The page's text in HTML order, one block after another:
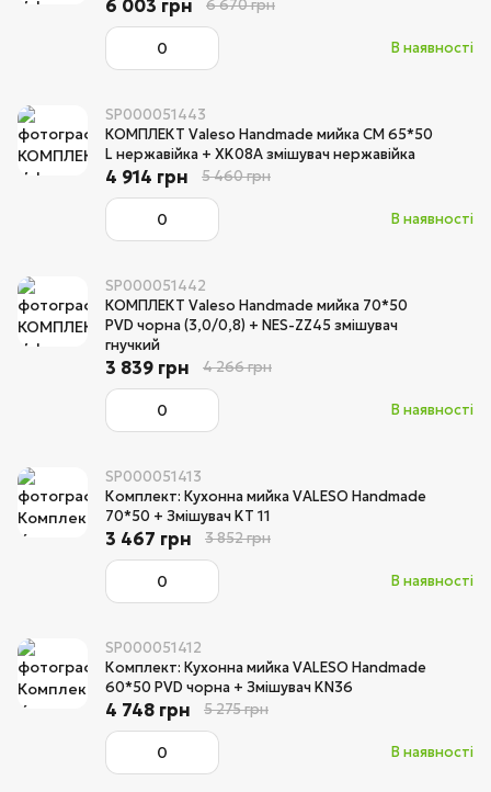
В наявності
6 003 грн 6 670 грн
SP000051443
КОМПЛЕКТ Valeso Handmade мийка CM 65*50
L нержавійка + XK08A змішувач нержавійка
В наявності
4 914 грн 5 460 грн
SP000051442
КОМПЛЕКТ Valeso Handmade мийка 70*50
PVD чорна (3,0/0,8) + NES-ZZ45 змішувач
гнучкий
В наявності
3 839 грн 4 266 грн
SP000051413
Комплект: Кухонна мийка VALESO Handmade
70*50 + Змішувач KT 11
В наявності
3 467 грн 3 852 грн
SP000051412
Комплект: Кухонна мийка VALESO Handmade
60*50 PVD чорна + Змішувач KN36
В наявності
4 748 грн 5 275 грн